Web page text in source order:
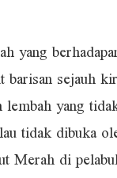
sejauh
yang
tidak dibuka
Merah di